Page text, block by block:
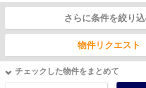
さらに条件を絞り
物件リクエスト
チェックした物件をまとめて